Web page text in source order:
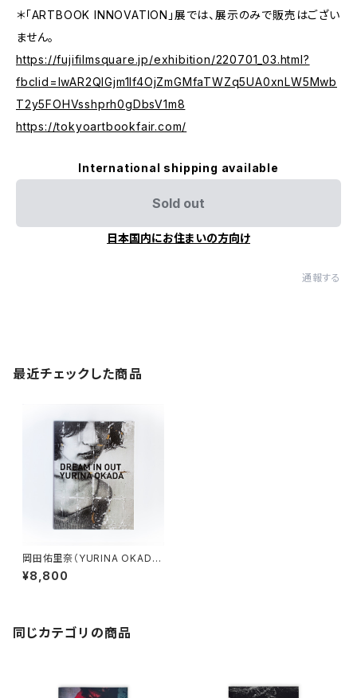
＊「ARTBOOK INNOVATION」展では、展示のみで販売はござい
ません。
https://fujifilmsquare.jp/exhibition/220701_03.html?
fbclid=IwAR2QIGjm1lf4OjZmGMfaTWZq5UA0xnLW5Mwb
T2y5FOHVsshprh0gDbsV1m8
https://tokyoartbookfair.com/
International shipping available
Sold out
日本国内にお住まいの方向け
通報する
最近チェックした商品
岡田佑里奈（YURINA OKAD
A）DREAM IN OUT *Limited
Edition ver
¥8,800
同じカテゴリの商品